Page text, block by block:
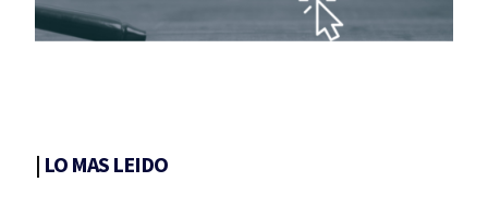
| LO MAS LEIDO